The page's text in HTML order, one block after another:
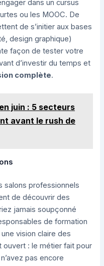
dans un cursus
ou les MOOC. De
de s’initier aux bases
design graphique)
façon de tester votre
d’investir du temps et
complète.
juin : 5 secteurs
avant le rush de
salons professionnels
de découvrir des
jamais soupçonné
de formation
vision claire des
ouvert : le métier fait pour
pas encore